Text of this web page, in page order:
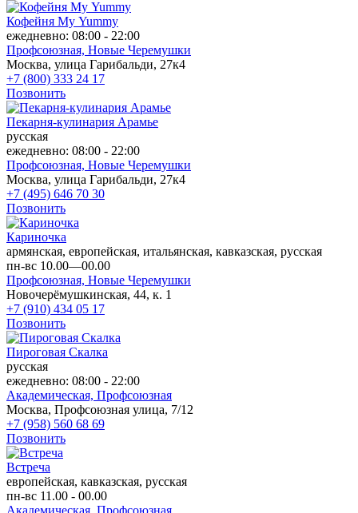
Кофейня My Yummy
ежедневно: 08:00 - 22:00
Профсоюзная, Новые Черемушки
Москва, улица Гарибальди, 27к4
+7 (800) 333 24 17
Позвонить
Пекарня-кулинария Арамье
русская
ежедневно: 08:00 - 22:00
Профсоюзная, Новые Черемушки
Москва, улица Гарибальди, 27к4
+7 (495) 646 70 30
Позвонить
Кариночка
армянская, европейская, итальянская, кавказская, русская
пн-вс 10.00—00.00
Профсоюзная, Новые Черемушки
Новочерёмушкинская, 44, к. 1
+7 (910) 434 05 17
Позвонить
Пироговая Скалка
русская
ежедневно: 08:00 - 22:00
Академическая, Профсоюзная
Москва, Профсоюзная улица, 7/12
+7 (958) 560 68 69
Позвонить
Встреча
европейская, кавказская, русская
пн-вс 11.00 - 00.00
Академическая, Профсоюзная